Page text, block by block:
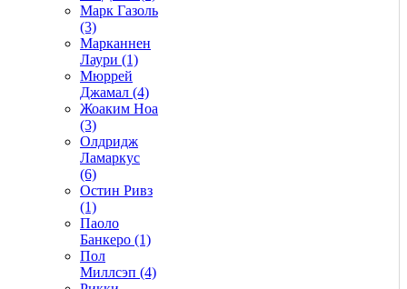
Марк Газоль
(3)
Марканнен
Лаури (1)
Мюррей
Джамал (4)
Жоаким Ноа
(3)
Олдридж
Ламаркус
(6)
Остин Ривз
(1)
Паоло
Банкеро (1)
Пол
Миллсэп (4)